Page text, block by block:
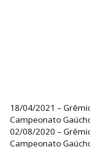
18/04/2021 –
Campeonato
02/08/2020 –
Campeonato